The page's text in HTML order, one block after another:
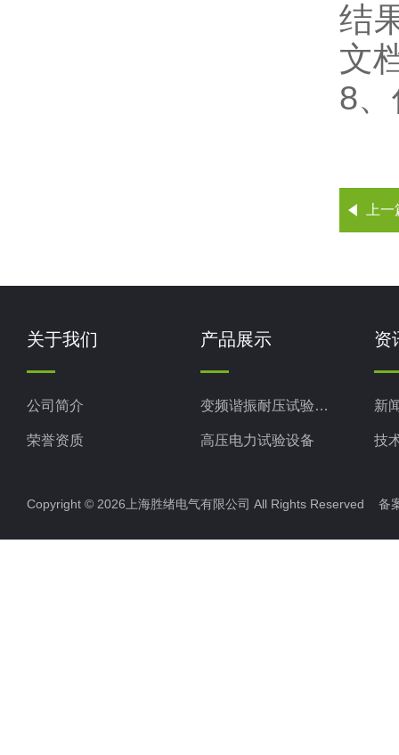
结
文
8
上
关于我们
公司简介
荣誉资质
产品展示
变频谐振耐压试验装置
高压电力试验设备
防雷检测仪器设备
高压无线核相仪
资
新
技
Copyright © 2026上海胜绪电气有限公司 All Rights Reserved 备